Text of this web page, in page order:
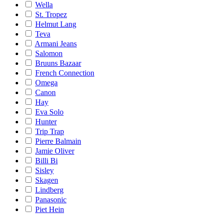
Wella
St. Tropez
Helmut Lang
Teva
Armani Jeans
Salomon
Bruuns Bazaar
French Connection
Omega
Canon
Hay
Eva Solo
Hunter
Trip Trap
Pierre Balmain
Jamie Oliver
Billi Bi
Sisley
Skagen
Lindberg
Panasonic
Piet Hein